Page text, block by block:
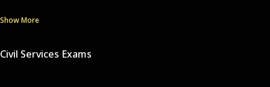
Show More
Civil Services Exams